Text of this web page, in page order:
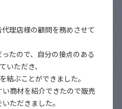
理店様の顧問を務めさせて
たので、自分の接点のある
いただき、
結ぶことができました。
商材を紹介できたので販売
ただきました。